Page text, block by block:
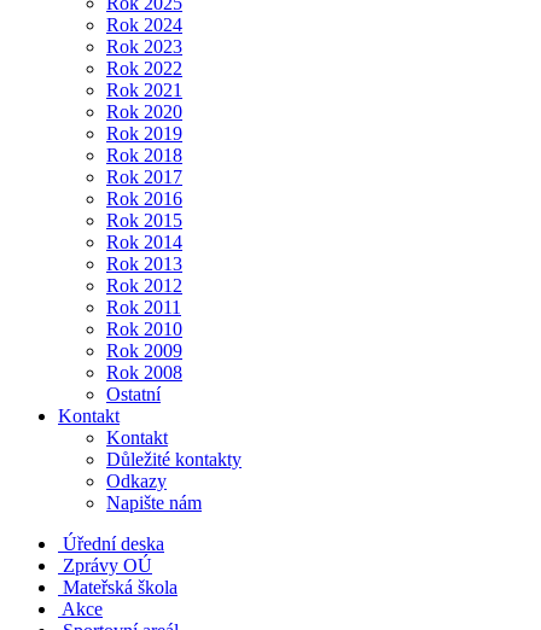
Rok 2024
Rok 2023
Rok 2022
Rok 2021
Rok 2020
Rok 2019
Rok 2018
Rok 2017
Rok 2016
Rok 2015
Rok 2014
Rok 2013
Rok 2012
Rok 2011
Rok 2010
Rok 2009
Rok 2008
Ostatní
Kontakt
Kontakt
Důležité kontakty
Odkazy
Napište nám
Úřední deska
Zprávy OÚ
Mateřská škola
Akce